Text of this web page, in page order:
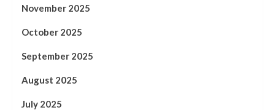
November 2025
October 2025
September 2025
August 2025
July 2025